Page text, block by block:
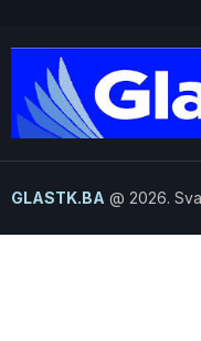
GLASTK.BA @ 2026.